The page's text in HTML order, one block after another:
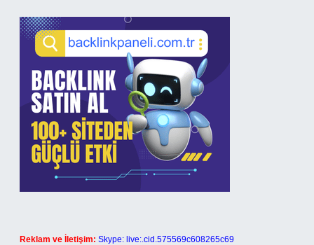
Reklam ve İletişim: Skype: live:.cid.575569c608265c69